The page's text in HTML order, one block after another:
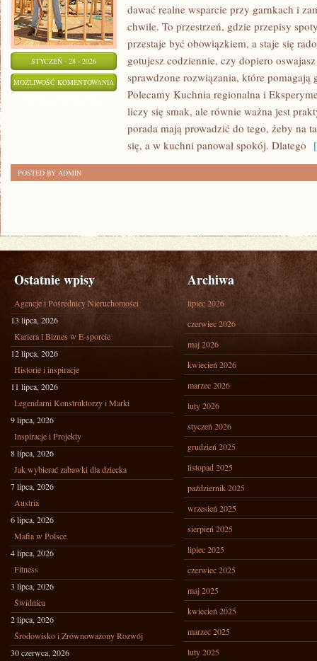
STYCZEŃ - 28 - 2026
MOŻLIWOŚĆ KOMENTOWANIA BŁĘDY
GOTOWANIU
dawać realne wsparcie przy garnkach i
chwile. To przestrzeń, gdzie przepisy
przestaje być obowiązkiem, a staje się
gotujesz codziennie, czy dopiero
sprawdzone rozwiązania, które
Polecamy Kuchnia regionalna i
liczy się smak, ale równie ważna jest
porada mają prowadzić do tego, żeby na
się, a w kuchni panował spokój. Dlatego
POSTED BY ADMIN
Ostatnie wpisy
Agencje i Pośrednicy Nieruchomości
13 lipca, 2026
Kariera i Biznes w E-sporcie
12 lipca, 2026
Historie i inspiracje
11 lipca, 2026
Legendarni Konstruktorzy i Marki
9 lipca, 2026
Inspiracje i Projekty
8 lipca, 2026
Jak wybierać zabawki dla dziecka
7 lipca, 2026
Austria
6 lipca, 2026
Mafia w Polsce
4 lipca, 2026
Fitness
3 lipca, 2026
Świdnica
2 lipca, 2026
Środowisko i Zrównoważony Rozwój
30 czerwca, 2026
Archiwa
lipiec 2026
czerwiec 2026
maj 2026
kwiecień 2026
marzec 2026
luty 2026
styczeń 2026
grudzień 2025
listopad 2025
październik 2025
wrzesień 2025
sierpień 2025
lipiec 2025
czerwiec 2025
maj 2025
kwiecień 2025
marzec 2025
luty 2025